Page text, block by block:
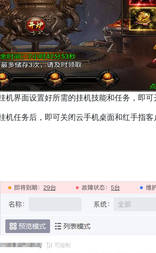
面设置好所需的挂机技能和任务，即可
任务后，即可关闭云手机桌面和红手指